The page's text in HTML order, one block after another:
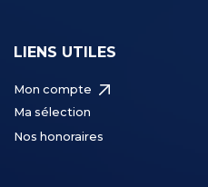
LIENS UTILES
Mon compte
Ma sélection
Nos honoraires